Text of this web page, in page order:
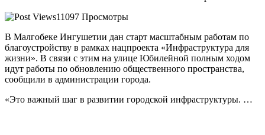
11097 Просмотры
В Малгобеке Ингушетии дан старт масштабным работам по
благоустройству в рамках нацпроекта «Инфраструктура для
жизни». В связи с этим на улице Юбилейной полным ходом
идут работы по обновлению общественного пространства,
сообщили в администрации города.
«Это важный шаг в развитии городской инфраструктуры. …